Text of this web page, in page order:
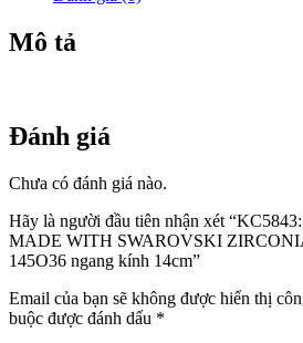
SWA2008
size
53-
kính
14cm
lượng
Mô tả
Đánh giá
Chưa có đánh giá nào.
Hãy là người đầu tiên nhận xét
MADE WITH SWAROVSKI
145O36 ngang kính 14cm”
Email của bạn sẽ không được hiển thị
buộc được đánh dấu *